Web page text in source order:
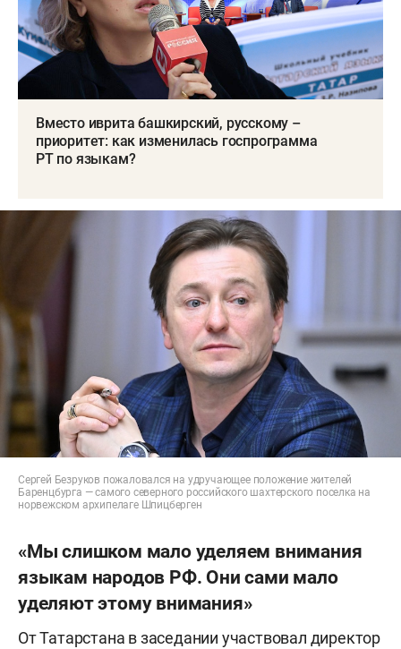
Вместо иврита башкирский, русскому –
приоритет: как изменилась госпрограмма
РТ по языкам?
Сергей Безруков пожаловался на удручающее положение жителей
Баренцбурга — самого северного российского шахтерского поселка на
норвежском архипелаге Шпицберген
«Мы слишком мало уделяем внимания
языкам народов РФ. Они сами мало
уделяют этому внимания»
От Татарстана в заседании участвовал директор